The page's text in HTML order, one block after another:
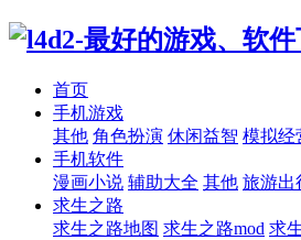
首页
手机游戏
其他 角色扮演 休闲益智 模拟经
手机软件
漫画小说 辅助大全 其他 旅游出
求生之路
求生之路地图 求生之路mod 求